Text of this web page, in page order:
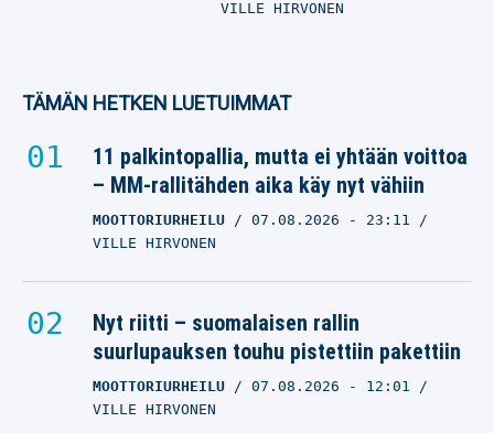
VILLE HIRVONEN
TÄMÄN HETKEN LUETUIMMAT
11 palkintopallia, mutta ei yhtään voittoa
– MM-rallitähden aika käy nyt vähiin
MOOTTORIURHEILU 07.08.2026 - 23:11
VILLE HIRVONEN
Nyt riitti – suomalaisen rallin
suurlupauksen touhu pistettiin pakettiin
MOOTTORIURHEILU 07.08.2026 - 12:01
VILLE HIRVONEN